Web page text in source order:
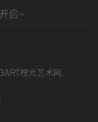
启~
橙光艺术网.